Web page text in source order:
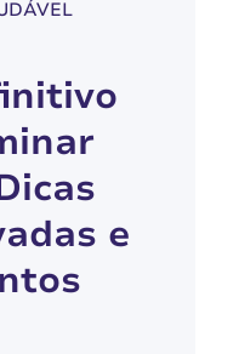
de
pensamentos,
físicas
abrindo
vida mais
e